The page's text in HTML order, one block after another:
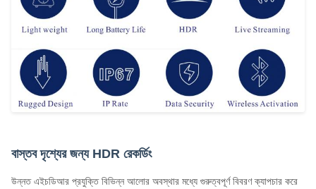
বাস্তব দৃশ্যের জন্য HDR রেকর্ডিং
উন্নত এইচডিআর প্রযুক্তি বিভিন্ন আলোর অবস্থার মধ্যে গুরুত্বপূর্ণ বিবরণ ক্যাপচার করে